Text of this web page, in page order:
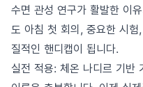
수면 관성 연구가 활발한 이
도 아침 첫 회의, 중요한 시
질적인 핸디캡이 됩니다.
실전 적용: 체온 나디르 기반